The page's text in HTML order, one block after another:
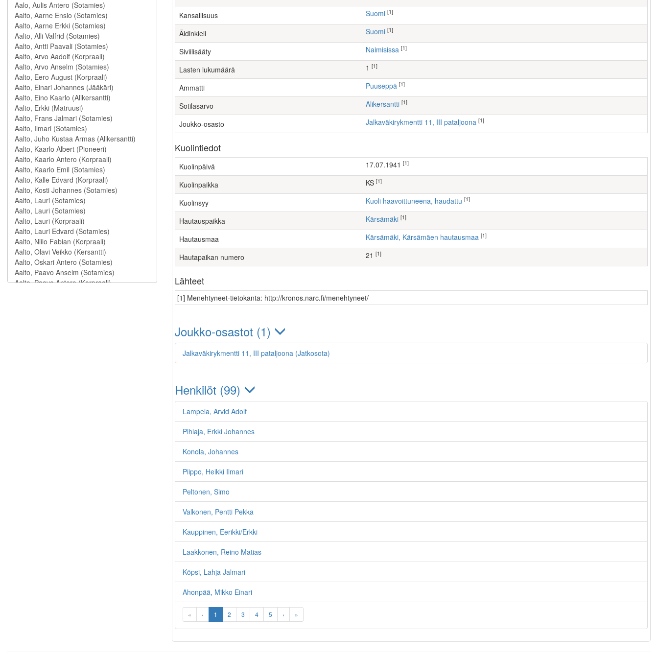
Kansallisuus Suomi [1]
Äidinkieli Suomi [1]
Siviilisääty Naimisissa [1]
Lasten lukumäärä [1]
Ammatti puuseppä [1]
Sotilasarvo Alikersantti [1]
Joukko-osasto Jalkaväkirykmentti 11, III pataljoona [1]
Kuolintiedot
Kuolinpäivä 17.07.1941 [1]
Kuolinpaikka KS [1]
Kuolinsyy Kuoli haavoittuneena, haudattu [1]
Hautauspaikka Kärsämäki [1]
Hautausmaa Kärsämäki, Kärsämäen hautausmaa [1]
Hautapaikan numero 21 [1]
Lähteet
[1] Menehtyneet-tietokanta: http://kronos.narc.fi/menehtyneet/
Joukko-osastot (1)
Jalkaväkirykmentti 11, III pataljoona (Jatkosota)
Henkilöt (99)
Lampela, Arvid Adolf
Pihlaja, Erkki Johannes
Konola, Johannes
Piippo, Heikki Ilmari
Peltonen, Simo
Valkonen, Pentti Pekka
Kauppinen, Eerikki/Erkki
Laakkonen, Reino Matias
Köpsi, Lahja Jalmari
Ahonpää, Mikko Einari
« ‹ 1 2 3 4 5 › »